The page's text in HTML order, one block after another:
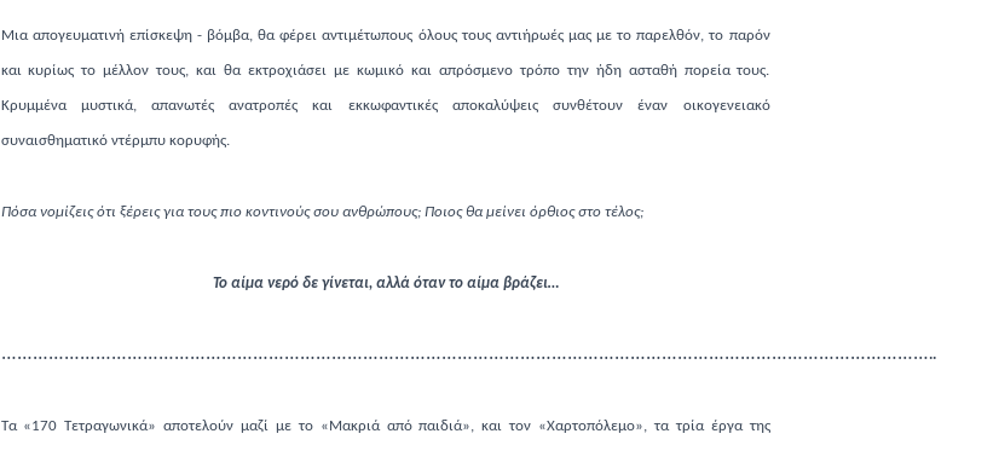
Μια απογευματινή επίσκεψη - βόμβα, θα φέρει αντιμέτωπους όλους τους αντιήρωές μας με το παρελθόν, το παρόν
και κυρίως το μέλλον τους, και θα εκτροχιάσει με κωμικό και απρόσμενο τρόπο την ήδη ασταθή πορεία τους.
Κρυμμένα μυστικά, απανωτές ανατροπές και εκκωφαντικές αποκαλύψεις συνθέτουν έναν οικογενειακό
συναισθηματικό ντέρμπυ κορυφής.
Πόσα νομίζεις ότι ξέρεις για τους πιο κοντινούς σου ανθρώπους; Ποιος θα μείνει όρθιος στο τέλος;
Το αίμα νερό δε γίνεται, αλλά όταν το αίμα βράζει…
……………………………………………………………………………………………………………………………………………………………..
Τα «170 Τετραγωνικά» αποτελούν μαζί με το «Μακριά από παιδιά», και τον «Χαρτοπόλεμο», τα τρία έργα της